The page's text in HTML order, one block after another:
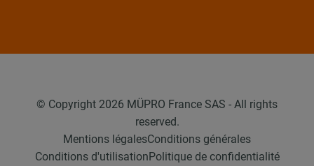
© Copyright 2026 MÜPRO France SAS - All rights
reserved.
Mentions légalesConditions générales
Conditions d'utilisationPolitique de confidentialité